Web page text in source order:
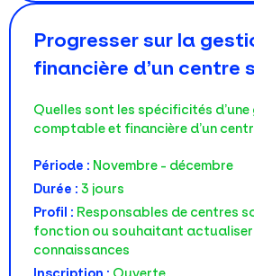
Progresser sur la gestion
financière d’un centre
Quelles sont les spécificités d’une gestion
comptable et financière d’un
Période : Novembre - décembre
Durée : 3 jours
Profil : Responsables de centres
fonction ou souhaitant actualiser
connaissances